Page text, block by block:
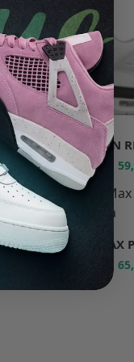
JORDAN
110,90
AIR MAX